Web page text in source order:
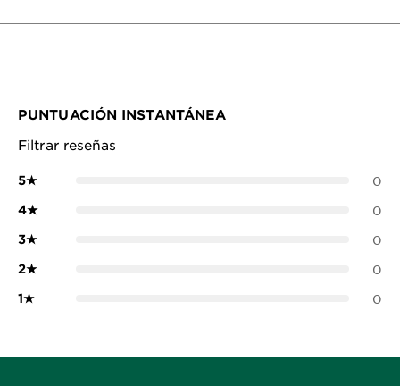
PUNTUACIÓN INSTANTÁNEA
Filtrar reseñas
5★ 0
4★ 0
3★ 0
2★ 0
1★ 0